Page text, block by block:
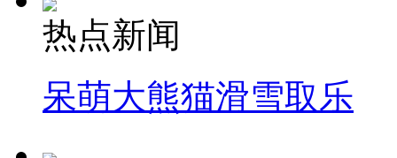
热点新闻
呆萌大熊猫滑雪取乐